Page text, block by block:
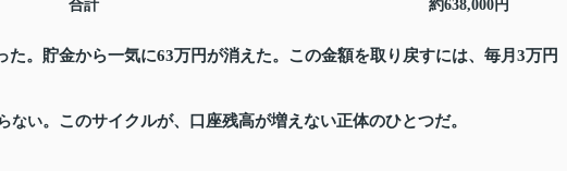
約638,000円
。貯金から一気に63万円が消えた。この金額を取り戻すには、毎月3万円
ない。このサイクルが、口座残高が増えない正体のひとつだ。